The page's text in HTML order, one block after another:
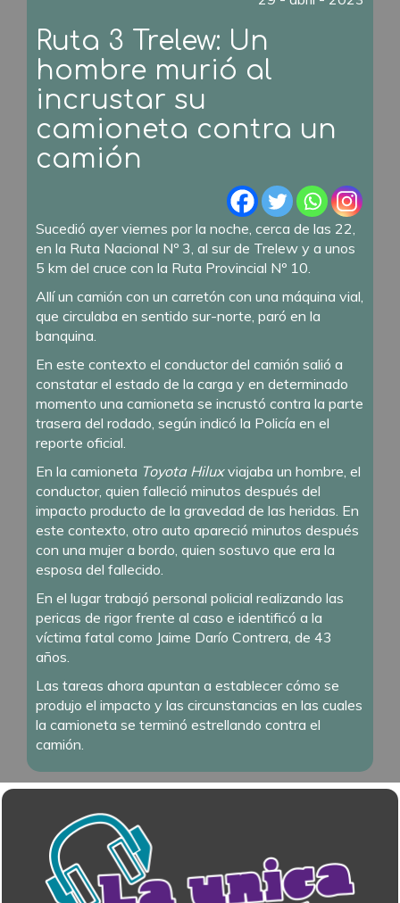
Ruta 3 Trelew: Un
hombre murió al
incrustar su
camioneta contra un
camión
Sucedió ayer viernes por la noche, cerca de las 22,
en la Ruta Nacional Nº 3, al sur de Trelew y a unos
5 km del cruce con la Ruta Provincial Nº 10.
Allí un camión con un carretón con una máquina vial,
que circulaba en sentido sur-norte, paró en la
banquina.
En este contexto el conductor del camión salió a
constatar el estado de la carga y en determinado
momento una camioneta se incrustó contra la parte
trasera del rodado, según indicó la Policía en el
reporte oficial.
En la camioneta Toyota Hiluxviajaba un hombre, el
conductor, quien falleció minutos después del
impacto producto de la gravedad de las heridas. En
este contexto, otro auto apareció minutos después
con una mujer a bordo, quien sostuvo que era la
esposa del fallecido.
En el lugar trabajó personal policial realizando las
pericas de rigor frente al caso e identificó a la
víctima fatal como Jaime Darío Contrera, de 43
años.
Las tareas ahora apuntan a establecer cómo se
produjo el impacto y las circunstancias en las cuales
la camioneta se terminó estrellando contra el
camión.